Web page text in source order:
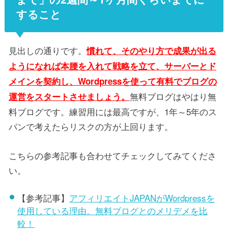
すること
見出しの通りです。慣れて、そのやり方で成果が出る
ようになれば本腰を入れて戦略を立て、サーバーとド
メインを契約し、Wordpressを使って有料でブログの
運営をスタートさせましょう。 無料ブログはやはり無
料ブログです。練習用には最高ですが、1年～5年のス
パンで考えたらリスクの方が上回ります。
こちらの参考記事も合わせてチェックしてみてくださ
い。
【参考記事】 アフィリエイトJAPANがWordpressを
使用している理由。無料ブログとのメリデメを比
較！